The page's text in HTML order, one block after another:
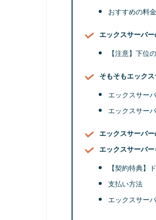
おすすめの料
エックスサーバ
【注意】下位
そもそもエック
エックスサー
エックスサー
エックスサーバ
エックスサーバー
【契約特典】
支払い方法
エックスサー